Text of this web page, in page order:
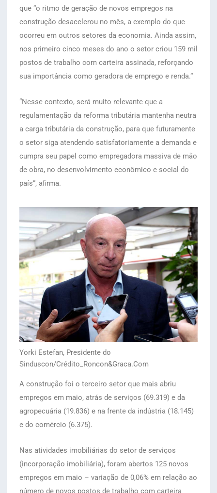
que “o ritmo de geração de novos empregos na
construção desacelerou no mês, a exemplo do que
ocorreu em outros setores da economia. Ainda assim,
nos primeiro cinco meses do ano o setor criou 159 mil
postos de trabalho com carteira assinada, reforçando
sua importância como geradora de emprego e renda.”
“Nesse contexto, será muito relevante que a
regulamentação da reforma tributária mantenha neutra
a carga tributária da construção, para que futuramente
o setor siga atendendo satisfatoriamente a demanda e
cumpra seu papel como empregadora massiva de mão
de obra, no desenvolvimento econômico e social do
país”, afirma.
Yorki Estefan, Presidente do
Sinduscon/Crédito_Roncon&Graca.Com
A construção foi o terceiro setor que mais abriu
empregos em maio, atrás de serviços (69.319) e da
agropecuária (19.836) e na frente da indústria (18.145)
e do comércio (6.375).
Nas atividades imobiliárias do setor de serviços
(incorporação imobiliária), foram abertos 125 novos
empregos em maio – variação de 0,06% em relação ao
número de novos postos de trabalho com carteira